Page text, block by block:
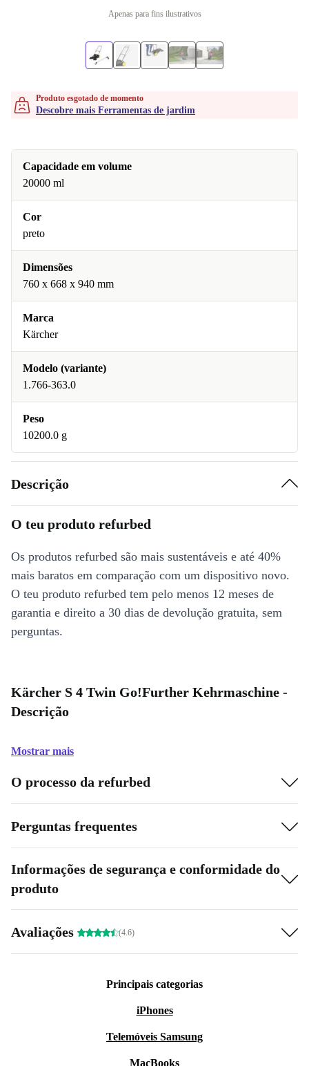
Apenas para fins ilustrativos
Produto esgotado de momento
Descobre mais Ferramentas de jardim
Capacidade em volume
20000 ml
Cor
preto
Dimensões
760 x 668 x 940 mm
Marca
Kärcher
Modelo (variante)
1.766-363.0
Peso
10200.0 g
Descrição
O teu produto refurbed
Os produtos refurbed são mais sustentáveis e até 40%
mais baratos em comparação com um dispositivo novo.
O teu produto refurbed tem pelo menos 12 meses de
garantia e direito a 30 dias de devolução gratuita, sem
perguntas.
Kärcher S 4 Twin Go!Further Kehrmaschine -
Descrição
Mostrar mais
O processo da refurbed
Perguntas frequentes
Informações de segurança e conformidade do
produto
Avaliações (4.6)
Principais categorias
iPhones
Telemóveis Samsung
MacBooks